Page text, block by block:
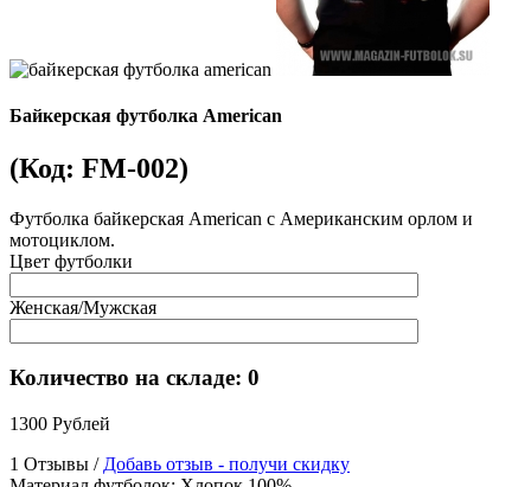
Байкерская футболка American
(Код: FM-002)
Футболка байкерская American с Американским орлом и
мотоциклом.
Цвет футболки
Женская/Мужская
Количество на складе: 0
1300 Рублей
1 Отзывы / Добавь отзыв - получи скидку